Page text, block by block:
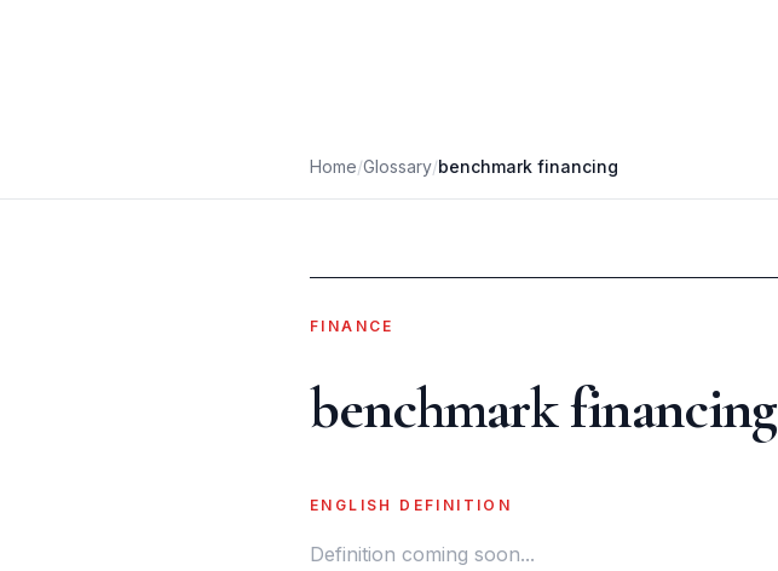
Home/Glossary/benchmark financing
FINANCE
benchmark financing
ENGLISH DEFINITION
Definition coming soon...